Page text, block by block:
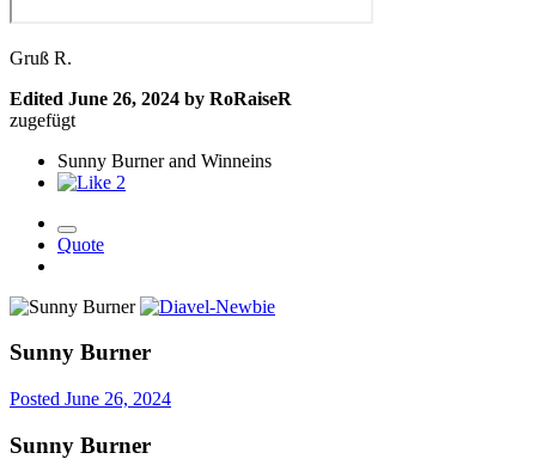
Gruß R.
Edited June 26, 2024 by RoRaiseR
zugefügt
Sunny Burner and Winneins
2
Quote
Sunny Burner
Posted June 26, 2024
Sunny Burner